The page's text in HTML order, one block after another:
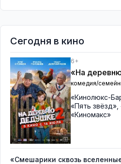
Сегодня в кино
6+
«На
комедия/
«Кинолюкс-
«Пять звёзд»
«Киномакс»
«Смешарики сквозь